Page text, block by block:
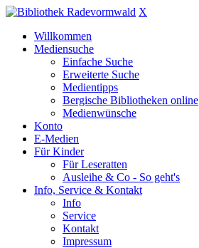
X
Willkommen
Mediensuche
Einfache Suche
Erweiterte Suche
Medientipps
Bergische Bibliotheken online
Medienwünsche
Konto
E-Medien
Für Kinder
Für Leseratten
Ausleihe & Co - So geht's
Info, Service & Kontakt
Info
Service
Kontakt
Impressum